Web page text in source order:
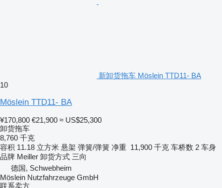
新卸货拖车 Möslein TTD11- BA
10
Möslein TTD11- BA
¥170,800 €21,900 ≈ US$25,300
卸货拖车
8,760 千克
容积 11.18 立方米 悬架 弹簧/弹簧 净重 11,900 千克 车桥数 2 车身
品牌 Meiller 卸货方式 三向
德国, Schwebheim
Möslein Nutzfahrzeuge GmbH
联系卖方